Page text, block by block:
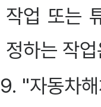
작업 또는
정하는 작
9. "자동차